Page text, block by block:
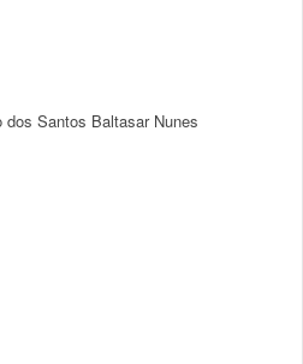
dos Santos Baltasar Nunes